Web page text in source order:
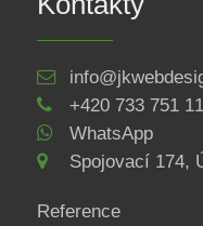
+420 733 751
WhatsApp
Spojovací 174,
Reference